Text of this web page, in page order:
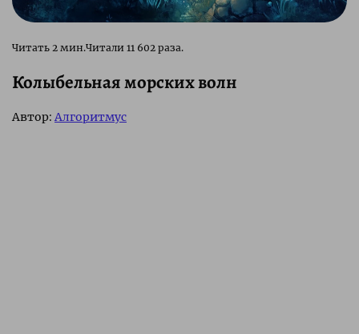
11 602 раза.
Колыбельная морских волн
Автор: Алгоритмус